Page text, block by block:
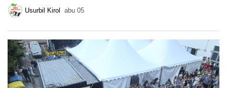
Usurbil Kirol abu 05